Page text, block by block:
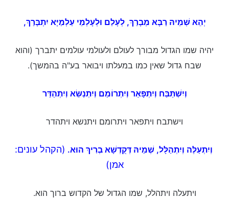
יְהֵא שְׁמֵיהּ רַבָּא מְבָרַךְ, לְעָלַם וּלְעָלְמֵי עַלְמַיָּא יִתְבָּרַךְ,
יהיה שמו הגדול מבורך לעולם ולעולמי עולמים יתברך (והוא
שבח גדול שאין כמו במעלתו ויבואר בע"ה בהמשך).
וְיִשְׁתַּבַּח וְיִתְפָּאַר וְיִתְרוֹמַם וְיִתְנַשֵּׂא וְיִתְהַדַּר
וישתבח ויתפאר ויתרומם ויתנשא ויתהדר
וְיִתְעַלֶּה וְיִתְהַלָּל, שְׁמֵיהּ דְּקֻדְשָׁאבְרִיךְ הוּא. (הקהל עונים:
אמן)
ויתעלה ויתהלל, שמו הגדול של הקדוש ברוך הוא.